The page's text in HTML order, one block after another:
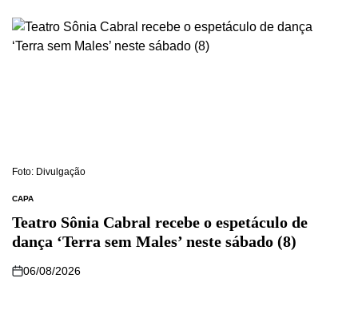
Foto: Divulgação
CAPA
Teatro Sônia Cabral recebe o espetáculo de
dança ‘Terra sem Males’ neste sábado (8)
06/08/2026